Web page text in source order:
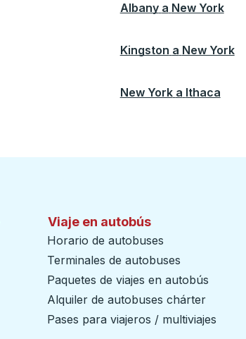
Albany a New York
Kingston a New York
New York a Ithaca
Viaje en autobús
Horario de autobuses
Terminales de autobuses
Paquetes de viajes en autobús
Alquiler de autobuses chárter
Pases para viajeros / multiviajes